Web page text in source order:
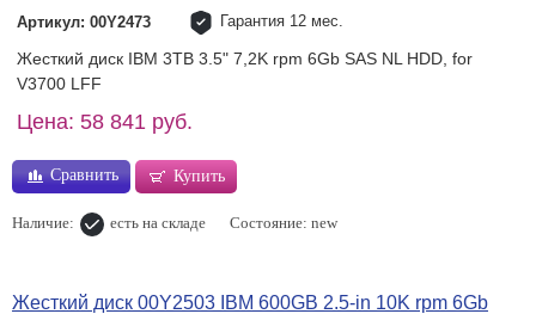
Артикул: 00Y2473 Гарантия 12 мес.
Жесткий диск IBM 3TB 3.5" 7,2K rpm 6Gb SAS NL HDD, for
V3700 LFF
Цена: 58 841 руб.
Сравнить Купить
Наличие: есть на складе Состояние: new
Жесткий диск 00Y2503 IBM 600GB 2.5-in 10K rpm 6Gb